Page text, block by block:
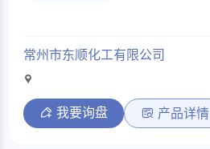
常州市东顺化工有限公司
我要询盘 产品详情